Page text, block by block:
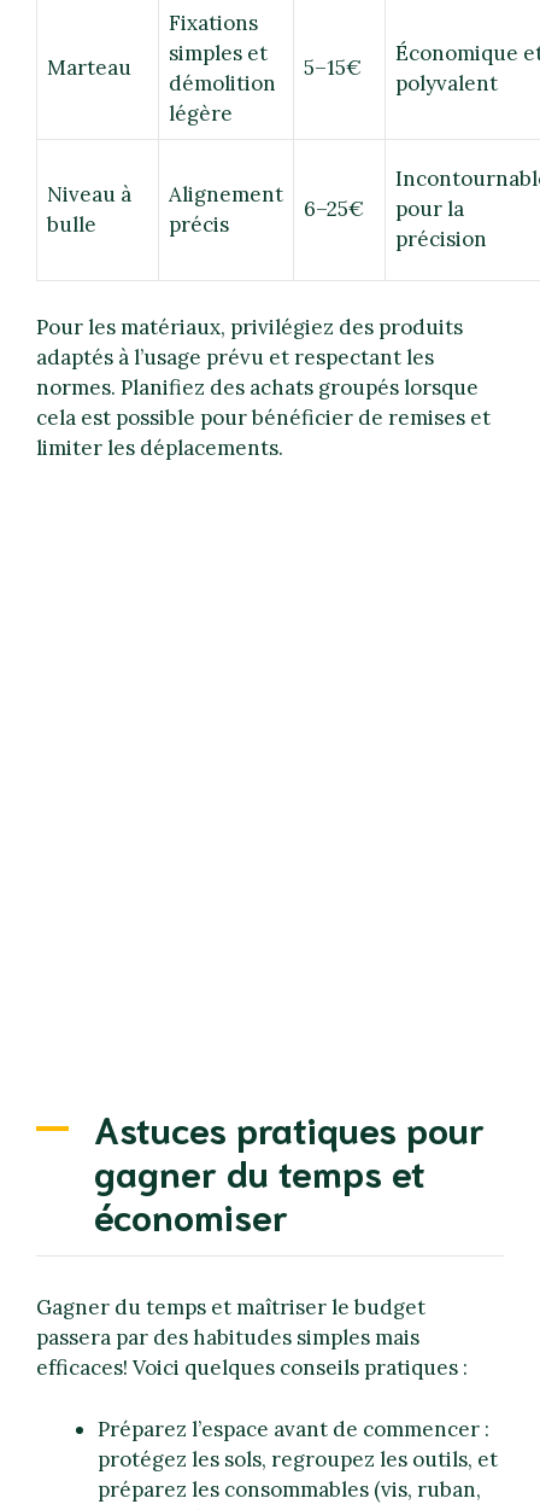
Marteau
Fixations
simples et
démolition
légère
5–15€
Économique
polyvalent
Niveau à
bulle
Alignement
précis
6–25€
pour la
précision
Pour les matériaux, privilégiez des produits
adaptés à l’usage prévu et respectant les
normes. Planifiez des achats groupés lorsque
cela est possible pour bénéficier de remises et
limiter les déplacements.
Astuces pratiques pour
gagner du temps et
économiser
Gagner du temps et maîtriser le budget
passera par des habitudes simples mais
efficaces! Voici quelques conseils pratiques :
Préparez l’espace avant de commencer :
protégez les sols, regroupez les outils, et
préparez les consommables (vis, ruban,